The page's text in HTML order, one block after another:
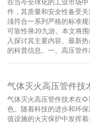
在当今全球化的工业市场
件，其质量和安全性备受
须符合一系列严格的标准
可靠性🉐J9九游。本文将
入探讨其主要内容、最新
的科普信息。一、高压管
气体灭火高压管件技
气体灭火高压管件技术在
色。随着科技的进步和环
值设施的火灾保护中发挥